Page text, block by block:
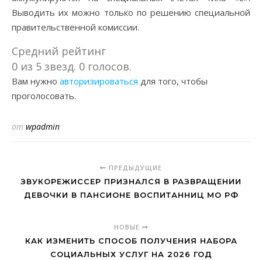
Выводить их можно только по решению специальной
правительственной комиссии.
Средний рейтинг
0 из 5 звезд. 0 голосов.
Вам нужно авторизироваться для того, чтобы
проголосовать.
от wpadmin
ПРЕДЫДУЩИЕ
ЗВУКОРЕЖИССЕР ПРИЗНАЛСЯ В РАЗВРАЩЕНИИ
ДЕВОЧКИ В ПАНСИОНЕ ВОСПИТАННИЦ МО РФ
НОВЫЕ
КАК ИЗМЕНИТЬ СПОСОБ ПОЛУЧЕНИЯ НАБОРА
СОЦИАЛЬНЫХ УСЛУГ НА 2026 ГОД